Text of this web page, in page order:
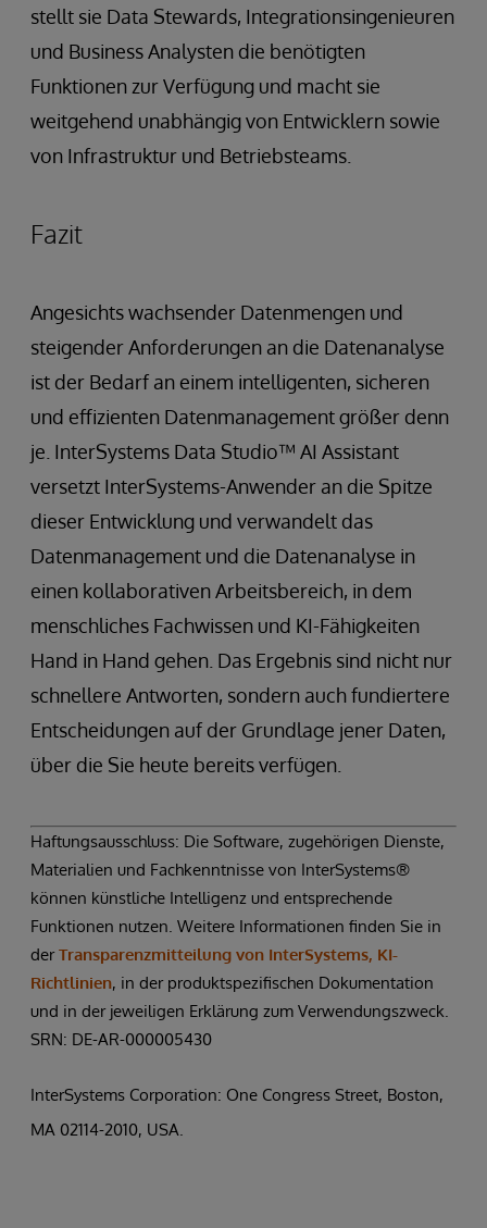
stellt sie Data Stewards, Integrationsingenieuren
und Business Analysten die benötigten
Funktionen zur Verfügung und macht sie
weitgehend unabhängig von Entwicklern sowie
von Infrastruktur und Betriebsteams.
Fazit
Angesichts wachsender Datenmengen und
steigender Anforderungen an die Datenanalyse
ist der Bedarf an einem intelligenten, sicheren
und effizienten Datenmanagement größer denn
je. InterSystems Data Studio™ AI Assistant
versetzt InterSystems-Anwender an die Spitze
dieser Entwicklung und verwandelt das
Datenmanagement und die Datenanalyse in
einen kollaborativen Arbeitsbereich, in dem
menschliches Fachwissen und KI-Fähigkeiten
Hand in Hand gehen. Das Ergebnis sind nicht nur
schnellere Antworten, sondern auch fundiertere
Entscheidungen auf der Grundlage jener Daten,
über die Sie heute bereits verfügen.
Haftungsausschluss: Die Software, zugehörigen Dienste,
Materialien und Fachkenntnisse von InterSystems®
können künstliche Intelligenz und entsprechende
Funktionen nutzen. Weitere Informationen finden Sie in
derTransparenzmitteilung von InterSystems, KI-
Richtlinien, in der produktspezifischen Dokumentation
und in der jeweiligen Erklärung zum Verwendungszweck.
SRN: DE-AR-000005430
InterSystems Corporation: One Congress Street, Boston,
MA 02114-2010, USA.